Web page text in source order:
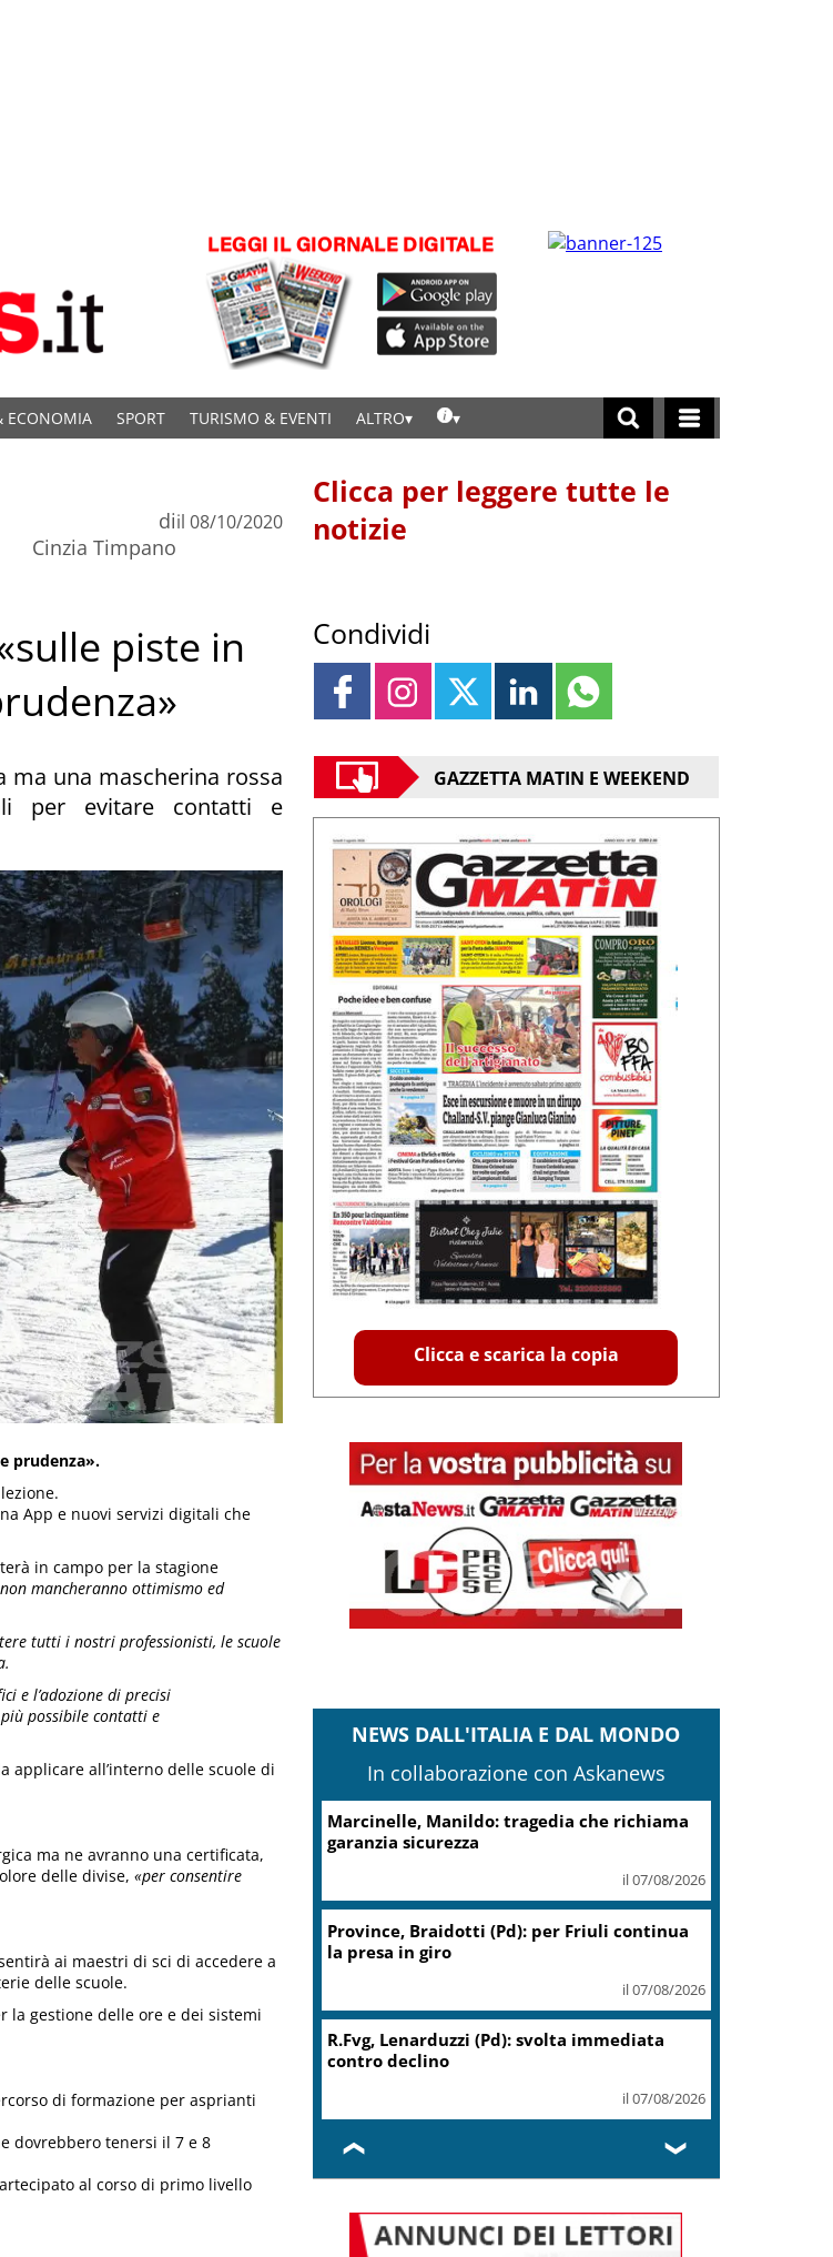
ECONOMIA SPORT TURISMO & EVENTI ALTRO
di
Cinzia Timpano
il 08/10/2020
piste in
ma una mascherina rossa
per evitare contatti e
prudenza».
App e nuovi servizi digitali che
in campo per la stagione
mancheranno ottimismo ed
tutti i nostri professionisti, le scuole
e l’adozione di precisi
possibile contatti e
applicare all’interno delle scuole di
ma ne avranno una certificata,
delle divise, «per consentire
ai maestri di sci di accedere a
delle scuole.
la gestione delle ore e dei sistemi
di formazione per asprianti
dovrebbero tenersi il 7 e 8
al corso di primo livello
Clicca per leggere tutte le
notizie
Condividi
GAZZETTA MATIN E WEEKEND
Clicca e scarica la copia
NEWS DALL'ITALIA E DAL MONDO
In collaborazione con Askanews
Marcinelle, Manildo: tragedia che richiama
garanzia sicurezza
il 07/08/2026
Province, Braidotti (Pd): per Friuli continua
la presa in giro
il 07/08/2026
R.Fvg, Lenarduzzi (Pd): svolta immediata
contro declino
il 07/08/2026
❮ ❯